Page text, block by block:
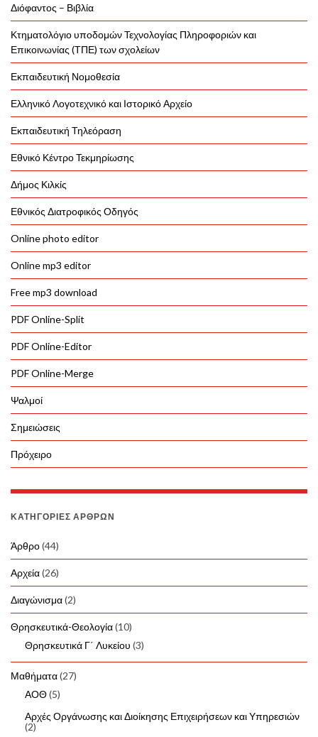
Διόφαντος – Βιβλία
Κτηματολόγιο υποδομών Τεχνολογίας Πληροφοριών και
Επικοινωνίας (ΤΠΕ) των σχολείων
Εκπαιδευτική Νομοθεσία
Ελληνικό Λογοτεχνικό και Ιστορικό Αρχείο
Εκπαιδευτική Τηλεόραση
Εθνικό Κέντρο Τεκμηρίωσης
Δήμος Κιλκίς
Εθνικός Διατροφικός Οδηγός
Online photo editor
Online mp3 editor
Free mp3 download
PDF Online-Split
PDF Online-Editor
PDF Online-Merge
Ψαλμοί
Σημειώσεις
Πρόχειρο
ΚΑΤΗΓΟΡΊΕΣ ΆΡΘΡΩΝ
Άρθρο(44)
Αρχεία(26)
Διαγώνισμα(2)
Θρησκευτικά-Θεολογία(10)
Θρησκευτικά Γ΄ Λυκείου (3)
Μαθήματα(27)
ΑΟΘ(5)
Αρχές Οργάνωσης και Διοίκησης Επιχειρήσεων και Υπηρεσιών
(2)